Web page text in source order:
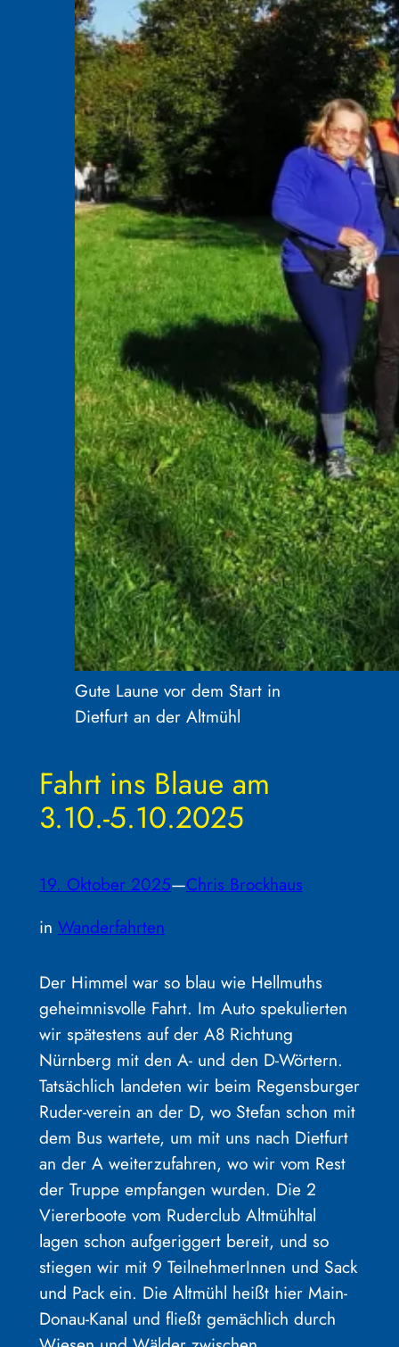
Gute Laune vor dem Start in
Dietfurt an der Altmühl
Fahrt ins Blaue am
3.10.-5.10.2025
19. Oktober 2025—Chris Brockhaus
in Wanderfahrten
Der Himmel war so blau wie Hellmuths
geheimnisvolle Fahrt. Im Auto spekulierten
wir spätestens auf der A8 Richtung
Nürnberg mit den A- und den D-Wörtern.
Tatsächlich landeten wir beim Regensburger
Ruder-verein an der D, wo Stefan schon mit
dem Bus wartete, um mit uns nach Dietfurt
an der A weiterzufahren, wo wir vom Rest
der Truppe empfangen wurden. Die 2
Viererboote vom Ruderclub Altmühltal
lagen schon aufgeriggert bereit, und so
stiegen wir mit 9 TeilnehmerInnen und Sack
und Pack ein. Die Altmühl heißt hier Main-
Donau-Kanal und fließt gemächlich durch